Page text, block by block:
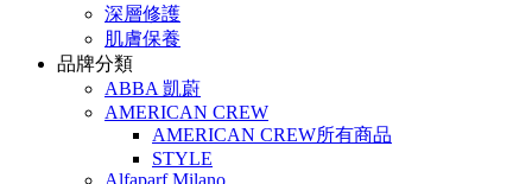
深層修護
肌膚保養
品牌分類
ABBA 凱蔚
AMERICAN CREW
AMERICAN CREW所有商品
STYLE
Alfaparf Milano